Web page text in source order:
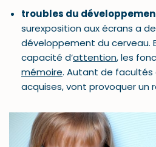
troubles du
surexposition aux écrans a
développement du cerveau.
capacité d’attention, les
mémoire. Autant de facultés
acquises, vont provoquer un